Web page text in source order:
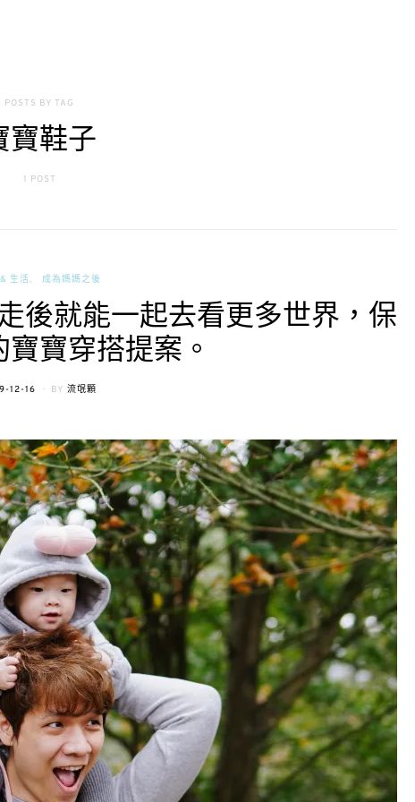
POSTS BY TAG
寶鞋子
1 POST
生活 成為媽媽之後
就能一起去看更多世界，保
寶穿搭提案。
12-16 BY 流氓顆